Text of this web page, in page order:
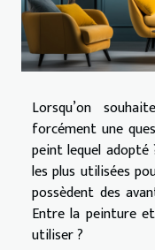
Lorsqu’on
forcément une
peint lequel
les plus utilisées
possèdent des
Entre la peinture
utiliser ?